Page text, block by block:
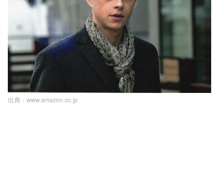
出典 : www.amazon.co.jp